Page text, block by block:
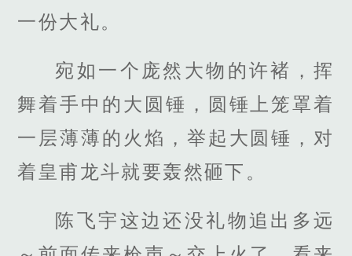
一份大礼。
宛如一个庞然大物的许褚，挥
舞着手中的大圆锤，圆锤上笼罩着
一层薄薄的火焰，举起大圆锤，对
着皇甫龙斗就要轰然砸下。
陈飞宇这边还没礼物追出多远